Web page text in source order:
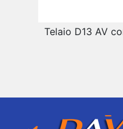
Telaio D13 AV